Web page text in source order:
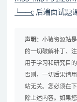
└──c 后端面试题
声明： 小猿资源站
的一切破解补丁、
用于学习和研究目
否则，一切后果请
站无关。您必须在
除上述内容。如果